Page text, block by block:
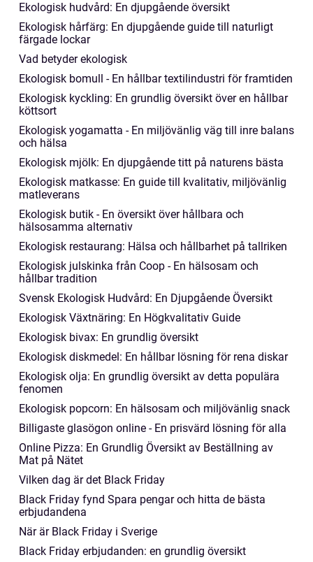
Ekologisk hudvård: En djupgående översikt
Ekologisk hårfärg: En djupgående guide till naturligt
färgade lockar
Vad betyder ekologisk
Ekologisk bomull - En hållbar textilindustri för framtiden
Ekologisk kyckling: En grundlig översikt över en hållbar
köttsort
Ekologisk yogamatta - En miljövänlig väg till inre balans
och hälsa
Ekologisk mjölk: En djupgående titt på naturens bästa
Ekologisk matkasse: En guide till kvalitativ, miljövänlig
matleverans
Ekologisk butik - En översikt över hållbara och
hälsosamma alternativ
Ekologisk restaurang: Hälsa och hållbarhet på tallriken
Ekologisk julskinka från Coop - En hälsosam och
hållbar tradition
Svensk Ekologisk Hudvård: En Djupgående Översikt
Ekologisk Växtnäring: En Högkvalitativ Guide
Ekologisk bivax: En grundlig översikt
Ekologisk diskmedel: En hållbar lösning för rena diskar
Ekologisk olja: En grundlig översikt av detta populära
fenomen
Ekologisk popcorn: En hälsosam och miljövänlig snack
Billigaste glasögon online - En prisvärd lösning för alla
Online Pizza: En Grundlig Översikt av Beställning av
Mat på Nätet
Vilken dag är det Black Friday
Black Friday fynd Spara pengar och hitta de bästa
erbjudandena
När är Black Friday i Sverige
Black Friday erbjudanden: en grundlig översikt